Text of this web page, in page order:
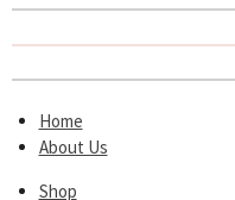
Home
About Us
Shop